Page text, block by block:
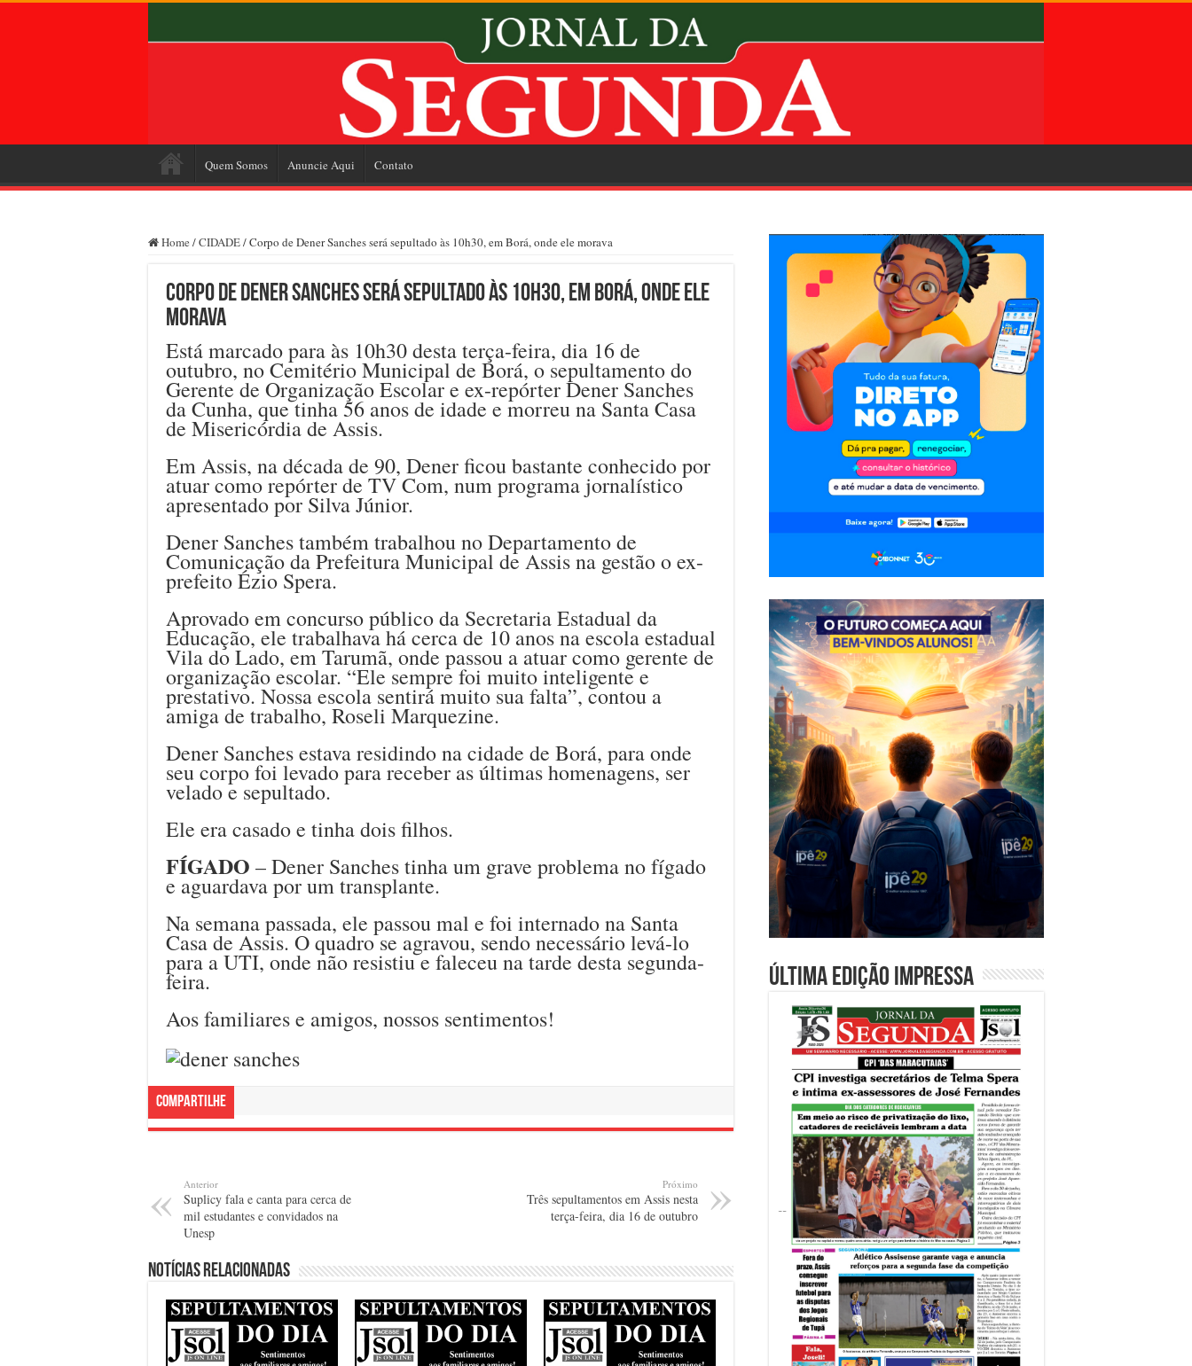
Quem Somos Anuncie Aqui Contato
Home /CIDADE/Corpo de Dener Sanches será sepultado às 10h30, em Borá, onde ele morava
Corpo de Dener Sanches será sepultado às 10h30, em Borá, onde ele
morava
Está marcado para às 10h30 desta terça-feira, dia 16 de
outubro, no Cemitério Municipal de Borá, o sepultamento do
Gerente de Organização Escolar e ex-repórter Dener Sanches
da Cunha, que tinha 56 anos de idade e morreu na Santa Casa
de Misericórdia de Assis.
Em Assis, na década de 90, Dener ficou bastante conhecido por
atuar como repórter de TV Com, num programa jornalístico
apresentado por Silva Júnior.
Dener Sanches também trabalhou no Departamento de
Comunicação da Prefeitura Municipal de Assis na gestão o ex-
prefeito Ézio Spera.
Aprovado em concurso público da Secretaria Estadual da
Educação, ele trabalhava há cerca de 10 anos na escola estadual
Vila do Lado, em Tarumã, onde passou a atuar como gerente de
organização escolar. “Ele sempre foi muito inteligente e
prestativo. Nossa escola sentirá muito sua falta”, contou a
amiga de trabalho, Roseli Marquezine.
Dener Sanches estava residindo na cidade de Borá, para onde
seu corpo foi levado para receber as últimas homenagens, ser
velado e sepultado.
Ele era casado e tinha dois filhos.
FÍGADO – Dener Sanches tinha um grave problema no fígado
e aguardava por um transplante.
Na semana passada, ele passou mal e foi internado na Santa
Casa de Assis. O quadro se agravou, sendo necessário levá-lo
para a UTI, onde não resistiu e faleceu na tarde desta segunda-
feira.
Aos familiares e amigos, nossos sentimentos!
Compartilhe
Anterior
Suplicy fala e canta para cerca de
mil estudantes e convidados na
Unesp
Próximo
Três sepultamentos em Assis nesta
terça-feira, dia 16 de outubro
Notícias relacionadas
Última edição impressa